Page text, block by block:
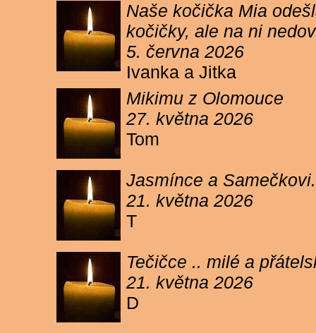
Naše kočička Mia
kočičky, ale na ni
5. června 2026
Ivanka a Jitka
Mikimu z Olomouce
27. května 2026
Tom
Jasmínce a
21. května 2026
T
Tečičce .. milé a
21. května 2026
D